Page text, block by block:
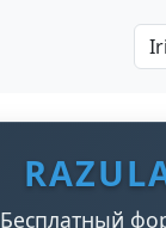
Бесплатный